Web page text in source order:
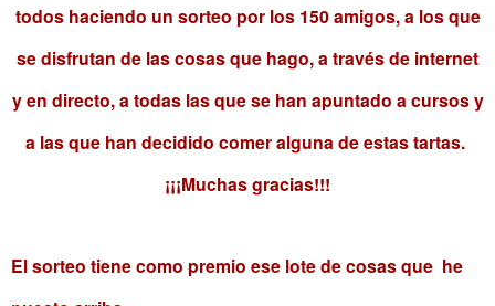
todos haciendo un sorteo por los 150 amigos, a los que
se disfrutan de las cosas que hago, a través de internet
y en directo, a todas las que se han apuntado a cursos y
a las que han decidido comer alguna de estas tartas.
¡¡¡Muchas gracias!!!
El sorteo tiene como premio ese lote de cosas que he